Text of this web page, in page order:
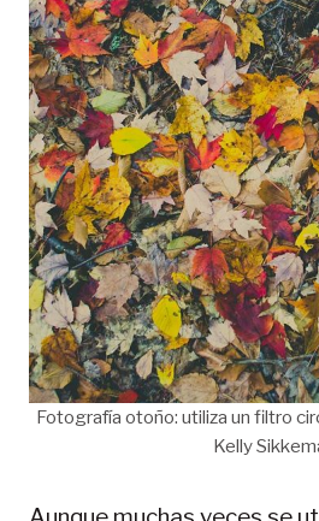
Fotografía otoño: utiliza un filtro
Kelly